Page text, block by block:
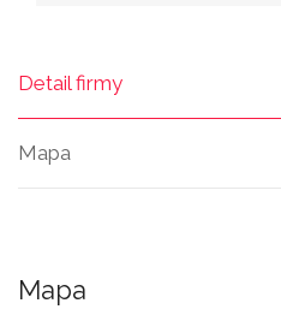
Detail firmy
Mapa
Mapa